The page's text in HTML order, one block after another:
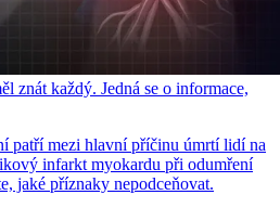
znát každý. Jedná se o informace,
patří mezi hlavní příčinu úmrtí lidí na
infarkt myokardu při odumření
jaké příznaky nepodceňovat.